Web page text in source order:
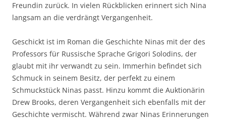
Freundin zurück. In vielen Rückblicken erinnert sich Nina
langsam an die verdrängt Vergangenheit.
Geschickt ist im Roman die Geschichte Ninas mit der des
Professors für Russische Sprache Grigori Solodins, der
glaubt mit ihr verwandt zu sein. Immerhin befindet sich
Schmuck in seinem Besitz, der perfekt zu einem
Schmuckstück Ninas passt. Hinzu kommt die Auktionärin
Drew Brooks, deren Vergangenheit sich ebenfalls mit der
Geschichte vermischt. Während zwar Ninas Erinnerungen